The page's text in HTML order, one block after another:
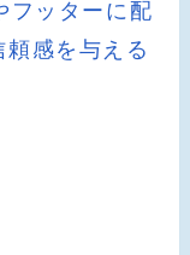
フッターに配
感を与える